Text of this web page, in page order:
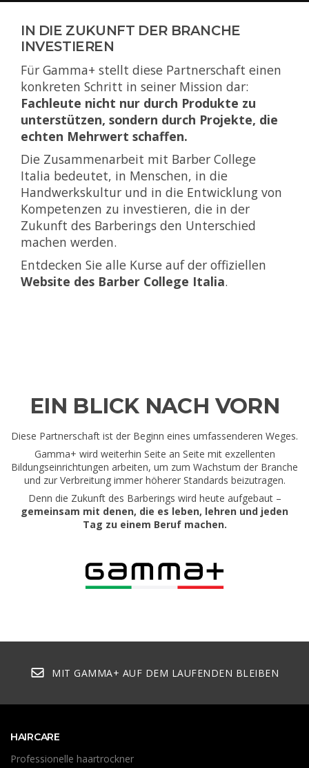
IN DIE ZUKUNFT DER BRANCHE
INVESTIEREN
Für Gamma+ stellt diese Partnerschaft einen
konkreten Schritt in seiner Mission dar:
Fachleute nicht nur durch Produkte zu
unterstützen, sondern durch Projekte, die
echten Mehrwert schaffen.
Die Zusammenarbeit mit Barber College
Italia bedeutet, in Menschen, in die
Handwerkskultur und in die Entwicklung von
Kompetenzen zu investieren, die in der
Zukunft des Barberings den Unterschied
machen werden.
Entdecken Sie alle Kurse auf der offiziellen
Website des Barber College Italia.
EIN BLICK NACH VORN
Diese Partnerschaft ist der Beginn eines umfassenderen Weges.
Gamma+ wird weiterhin Seite an Seite mit exzellenten
Bildungseinrichtungen arbeiten, um zum Wachstum der Branche
und zur Verbreitung immer höherer Standards beizutragen.
Denn die Zukunft des Barberings wird heute aufgebaut –
gemeinsam mit denen, die es leben, lehren und jeden
Tag zu einem Beruf machen.
MIT GAMMA+ AUF DEM LAUFENDEN BLEIBEN
HAIRCARE
Professionelle haartrockner